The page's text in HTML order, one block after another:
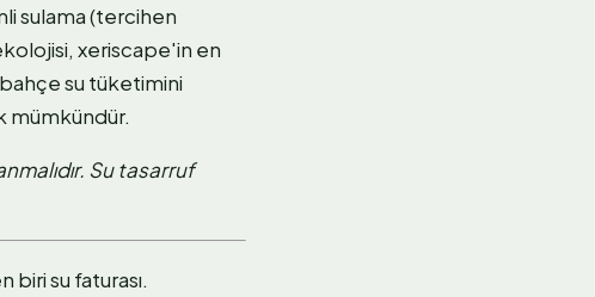
sulama (tercihen
xeriscape'in en
bahçe su tüketimini
mümkündür.
Su tasarruf
su faturası.